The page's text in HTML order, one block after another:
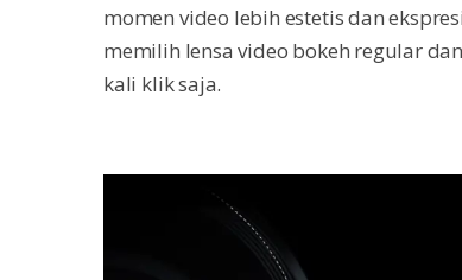
momen video lebih estetis dan
memilih lensa video bokeh regular
kali klik saja.